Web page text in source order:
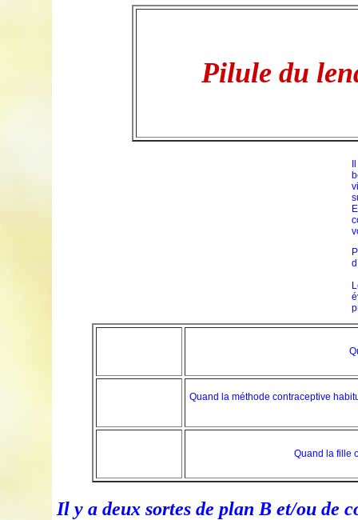
Pilule du
Quand la méthode contraceptive
Quand la fille
Il y a deux sortes de plan B et/ou de